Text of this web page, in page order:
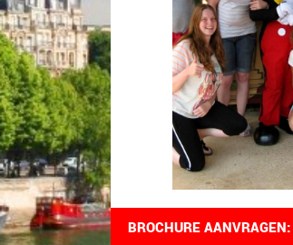
BROCHURE AANVRAGEN: